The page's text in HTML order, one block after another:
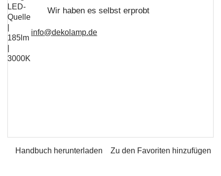
Wir haben es selbst erprobt
info@dekolamp.de
Handbuch herunterladen Zu den Favoriten hinzufügen